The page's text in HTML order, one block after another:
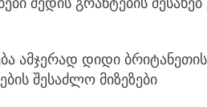
შედის გრანტების
ამჯერად დიდი ბრიტანეთის
შესაძლო მიზეზები